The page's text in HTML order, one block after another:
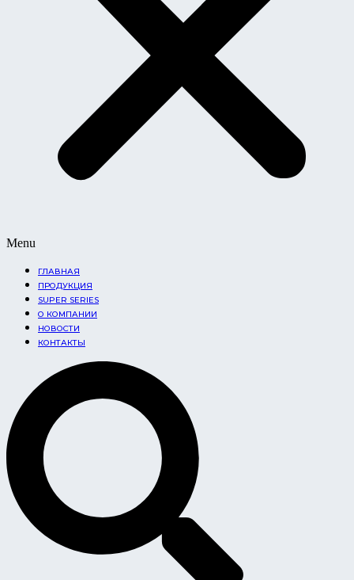
Menu
ГЛАВНАЯ
ПРОДУКЦИЯ
SUPER SERIES
О КОМПАНИИ
НОВОСТИ
КОНТАКТЫ